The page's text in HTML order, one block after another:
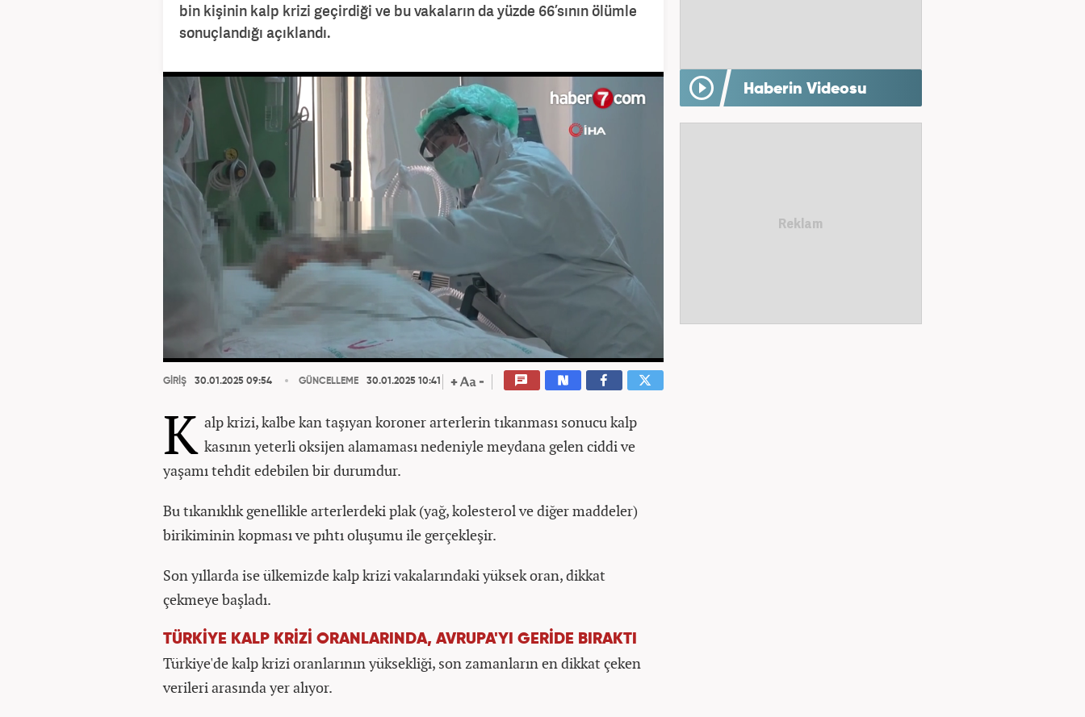
bin kişinin kalp krizi geçirdiği ve bu vakaların da yüzde 66’sının ölümle
sonuçlandığı açıklandı.
GİRİŞ 30.01.2025 09:54 GÜNCELLEME 30.01.2025 10:41
K alp krizi, kalbe kan taşıyan koroner arterlerin tıkanması sonucu kalp
kasının yeterli oksijen alamaması nedeniyle meydana gelen ciddi ve
yaşamı tehdit edebilen bir durumdur.
Bu tıkanıklık genellikle arterlerdeki plak (yağ, kolesterol ve diğer maddeler)
birikiminin kopması ve pıhtı oluşumu ile gerçekleşir.
Son yıllarda ise ülkemizde kalp krizi vakalarındaki yüksek oran, dikkat
çekmeye başladı.
TÜRKİYE KALP KRİZİ ORANLARINDA, AVRUPA'YI GERİDE BIRAKTI
Türkiye'de kalp krizi oranlarının yüksekliği, son zamanların en dikkat çeken
verileri arasında yer alıyor.
Haberin Videosu